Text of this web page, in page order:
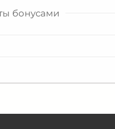
бонусами